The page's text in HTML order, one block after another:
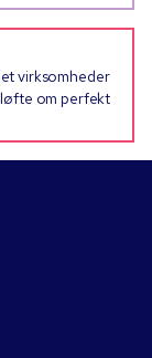
virksomheder
løfte om perfekt